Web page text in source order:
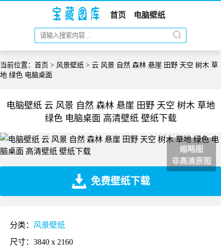
首页 电脑壁纸
当前位置： 首页 > 风景壁纸 > 云 风景 自然 森林 悬崖 田野 天空 树木 草
地 绿色 电脑桌面
电脑壁纸 云 风景 自然 森林 悬崖 田野 天空 树木 草地
绿色 电脑桌面 高清壁纸 壁纸下载
缩略图
非高清原图
免费壁纸下载
分类： 风景壁纸
尺寸：3840 x 2160